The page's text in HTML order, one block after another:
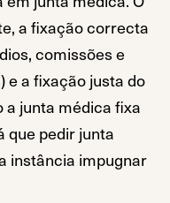
a fixação correcta
comissões e
e a fixação justa do
a junta médica fixa
que pedir junta
instância impugnar